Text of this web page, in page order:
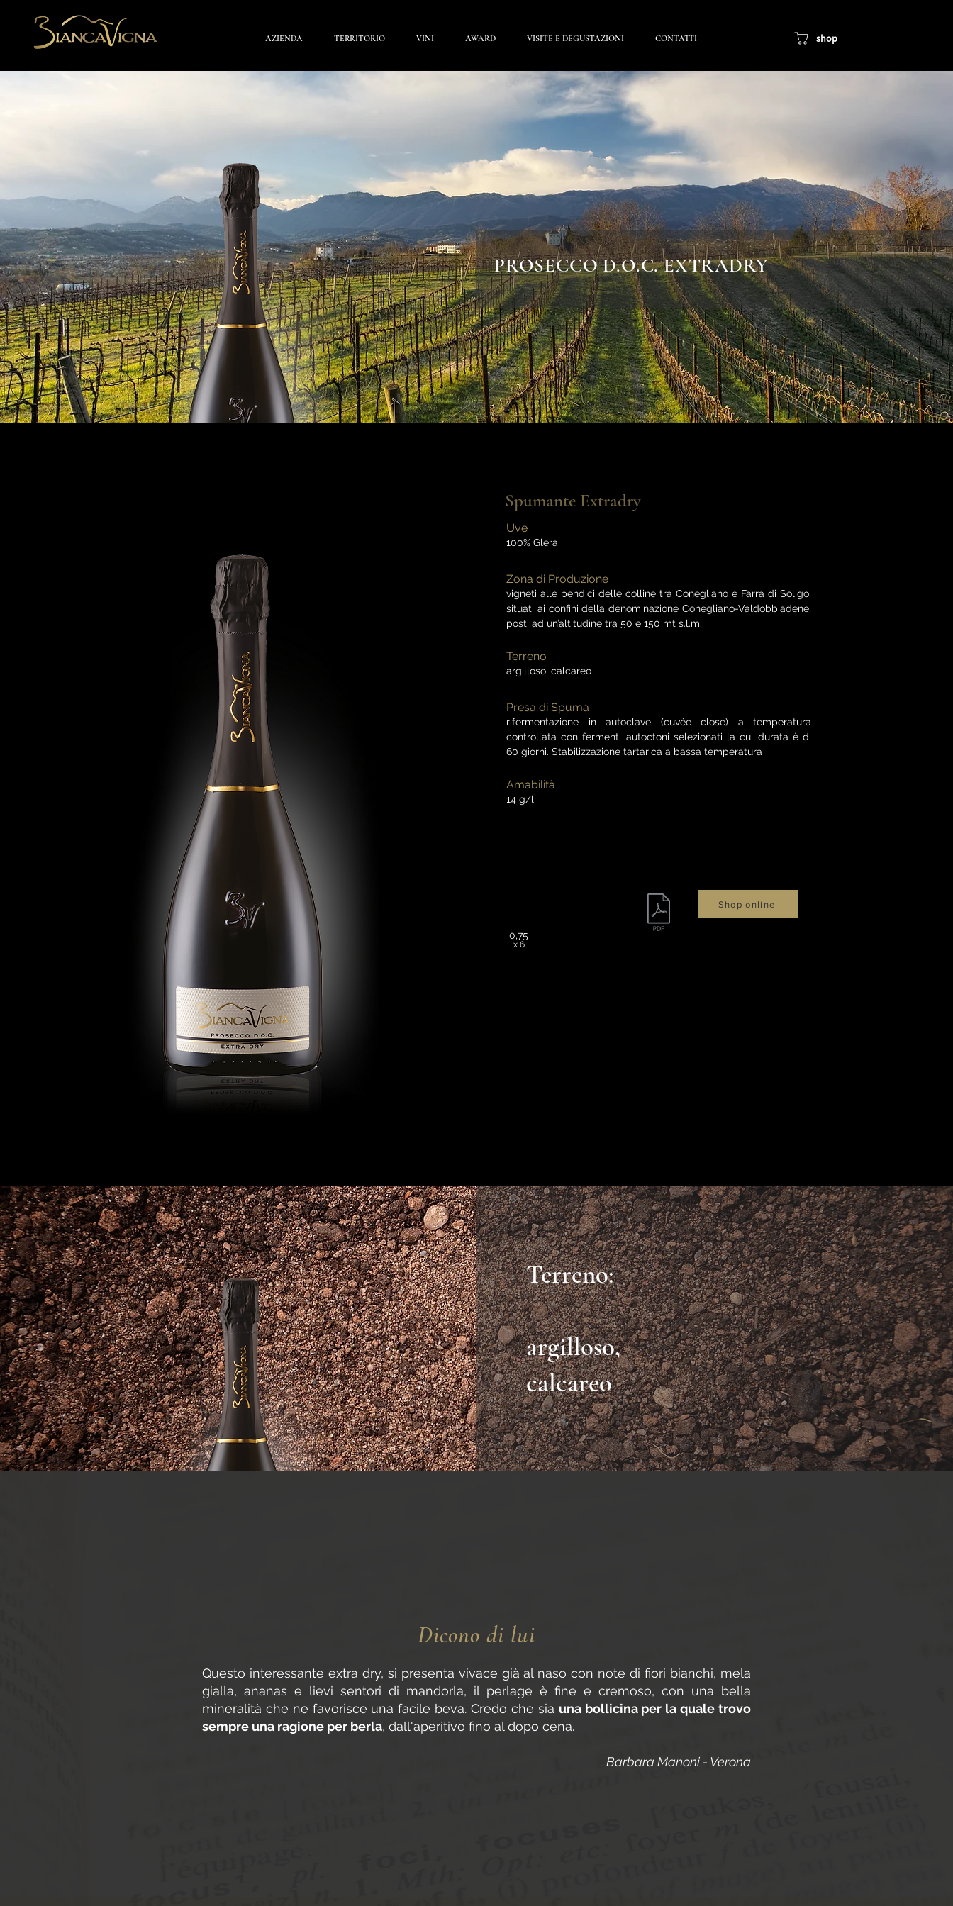
AZIENDA TERRITORIO VINI AWARD VISITE E DEGUSTAZIONI CONTATTI shop
Spumante Extradry
Uve
100% Glera
Zona di Produzione
vigneti alle pendici delle colline tra Conegliano e Farra di Soligo,
situati ai confini della denominazione Conegliano-Valdobbiadene,
posti ad un’altitudine tra 50 e 150 mt s.l.m.
Terreno
argilloso, calcareo
Presa di Spuma
rifermentazione in autoclave (cuvée close) a temperatura
controllata con fermenti autoctoni selezionati la cui durata è di
60 giorni. Stabilizzazione tartarica a bassa temperatura
Amabilità
14 g/l
0,75
x 6
Shop online
PROSECCO D.O.C. EXTRADRY
Terreno:
argilloso,
calcareo
Dicono di lui
Questo interessante extra dry, si presenta vivace già al naso con note di fiori bianchi, mela
gialla, ananas e lievi sentori di mandorla, il perlage è fine e cremoso, con una bella
mineralità che ne favorisce una facile beva. Credo che sia una bollicina per la quale trovo
sempre una ragione per berla, dall'aperitivo fino al dopo cena.
Barbara Manoni - Verona